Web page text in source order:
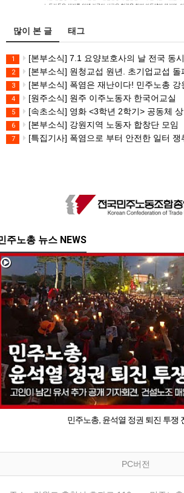
많이 본 글 태그
1 [본부소식] 7.1 요양보호사의 날 전국 동
2 [본부소식] 원청교섭 원년. 초기업교섭 돌파! 모든 노동자의 노동기본권
3 [본부소식] 폭염은 재난이다! 민주노총 강원지역본부
4 [원주소식] 원주 이주노동자 한국어교실
5 [속초소식] 영화 <3학년 2학기> 공동체
6 [본부소식] 강원지역 노동자 합창단 모임
7 [특집기사] 폭염으로 부터 안전한 일터 쟁
주노총 뉴스 NEWS
민주노총, 윤석열 정권 퇴진 투쟁
PC버전